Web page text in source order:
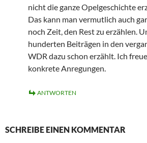
nicht die ganze Opelgeschichte
Das kann man vermutlich auch
noch Zeit, den Rest zu erzählen.
hunderten Beiträgen in den
WDR dazu schon erzählt. Ich
konkrete Anregungen.
ANTWORTEN
SCHREIBE EINEN KOMMENTAR